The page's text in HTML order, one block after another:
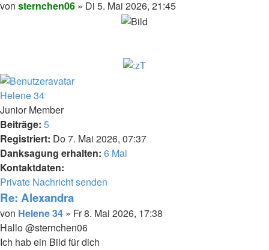
Melden
Zitieren
Beitrag
von sternchen06 » Di 5. Mai 2026, 21:45
Nach
oben
Helene 34
Junior Member
Beiträge: 5
Registriert: Do 7. Mai 2026, 07:37
Danksagung erhalten: 6 Mal
Kontaktdaten:
Kontaktdaten
von
Helene
34
Private Nachricht senden
Re: Alexandra
Melden
Zitieren
Beitrag
von Helene 34 » Fr 8. Mai 2026, 17:38
Hallo @sternchen06
Ich hab ein Bild für dich